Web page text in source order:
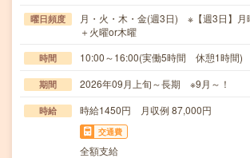
曜日頻度
月・火・木・金(週3日) ※【週3日】月
＋火曜or木曜
時間 10:00～16:00(実働5時間 休憩1時間)
期間 2026年09月上旬～長期 ※9月～！
時給 時給1450円 月収例 87,000円
交通費
全額支給